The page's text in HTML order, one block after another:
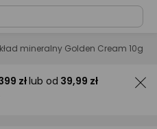
mineralny Golden Cream 10g
złlub od 39,99 zł